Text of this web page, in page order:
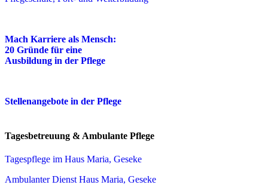
Mach Karriere als Mensch:
20 Gründe für eine
Ausbildung in der Pflege
Stellenangebote in der Pflege
Tagesbetreuung & Ambulante Pflege
Tagespflege im Haus Maria, Geseke
Ambulanter Dienst Haus Maria, Geseke